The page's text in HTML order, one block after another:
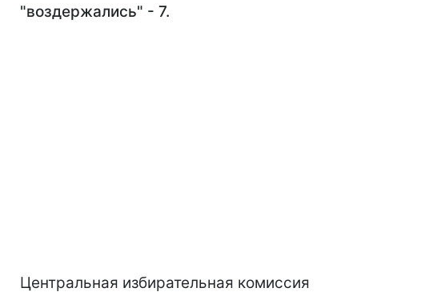
"воздержались" - 7.
Центральная избирательная комиссия